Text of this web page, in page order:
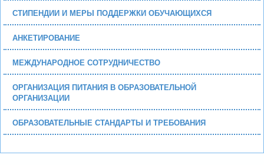
СТИПЕНДИИ И МЕРЫ ПОДДЕРЖКИ ОБУЧАЮЩИХСЯ
АНКЕТИРОВАНИЕ
МЕЖДУНАРОДНОЕ СОТРУДНИЧЕСТВО
ОРГАНИЗАЦИЯ ПИТАНИЯ В ОБРАЗОВАТЕЛЬНОЙ
ОРГАНИЗАЦИИ
ОБРАЗОВАТЕЛЬНЫЕ СТАНДАРТЫ И ТРЕБОВАНИЯ